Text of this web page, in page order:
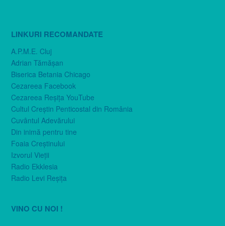
LINKURI RECOMANDATE
A.P.M.E. Cluj
Adrian Tămăşan
Biserica Betania Chicago
Cezareea Facebook
Cezareea Reşiţa YouTube
Cultul Creştin Penticostal din România
Cuvântul Adevărului
Din inimă pentru tine
Foaia Creştinului
Izvorul Vieţii
Radio Ekklesia
Radio Levi Reşiţa
VINO CU NOI !